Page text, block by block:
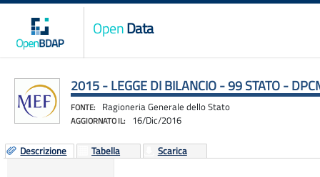
OpenData
2015 - LEGGE DI BILANCIO - 99 STATO -
FONTE: Ragioneria Generale dello Stato
AGGIORNATO IL: 16/Dic/2016
Descrizione Tabella Scarica